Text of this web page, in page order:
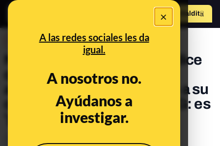
×
A las redes sociales les da
igual.
A nosotros no.
Ayúdanos a
investigar.
Hazte Maldito
No, este SMS en el que te dice
que "un dispositivo no
autorizado esta conectado a su
cuenta online" no es de ING: es
'phishing'